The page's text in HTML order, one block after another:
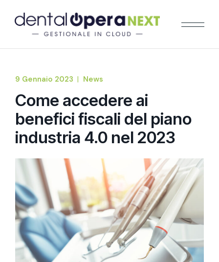
9 Gennaio 2023 News
Come accedere ai
benefici fiscali del piano
industria 4.0 nel 2023